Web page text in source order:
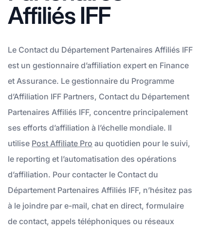
Affiliés IFF
Le Contact du Département Partenaires Affiliés IFF
est un gestionnaire d’affiliation expert en Finance
et Assurance. Le gestionnaire du Programme
d’Affiliation IFF Partners, Contact du Département
Partenaires Affiliés IFF, concentre principalement
ses efforts d’affiliation à l’échelle mondiale. Il
utilise Post Affiliate Pro au quotidien pour le suivi,
le reporting et l’automatisation des opérations
d’affiliation. Pour contacter le Contact du
Département Partenaires Affiliés IFF, n’hésitez pas
à le joindre par e-mail, chat en direct, formulaire
de contact, appels téléphoniques ou réseaux